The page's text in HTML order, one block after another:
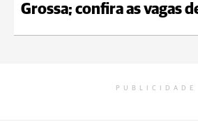
Grossa; confira as vagas
PUBLICIDADE